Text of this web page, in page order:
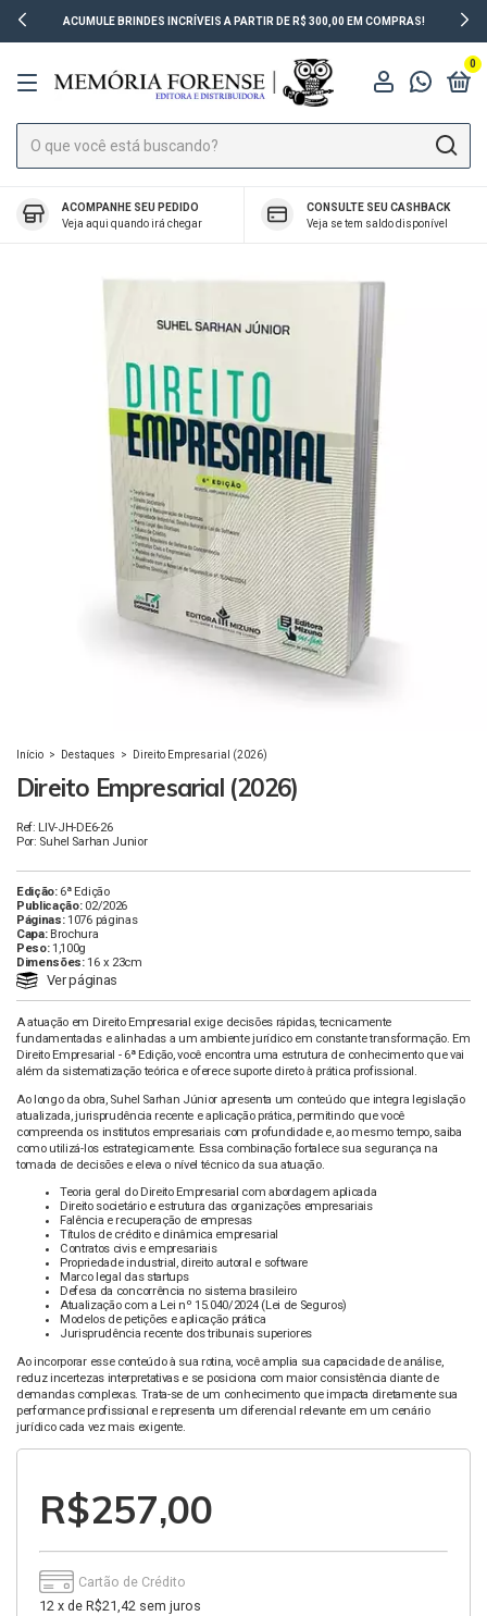
ACUMULE BRINDES INCRÍVEIS A PARTIR DE R$ 300,00 EM COMPRAS!
0
ACOMPANHE SEU PEDIDO
Veja aqui quando irá chegar
CONSULTE SEU CASHBACK
Veja se tem saldo disponível
Início > Destaques > Direito Empresarial (2026)
Direito Empresarial (2026)
Ref: LIV-JH-DE6-26
Por: Suhel Sarhan Junior
Edição: 6ª Edição
Publicação: 02/2026
Páginas:1076 páginas
Capa: Brochura
Peso:1,100g
Dimensões:16 x 23cm
Ver páginas
A atuação em Direito Empresarial exige decisões rápidas, tecnicamente
fundamentadas e alinhadas a um ambiente jurídico em constante transformação. Em
Direito Empresarial - 6ª Edição, você encontra uma estrutura de conhecimento que vai
além da sistematização teórica e oferece suporte direto à prática profissional.
Ao longo da obra, Suhel Sarhan Júnior apresenta um conteúdo que integra legislação
atualizada, jurisprudência recente e aplicação prática, permitindo que você
compreenda os institutos empresariais com profundidade e, ao mesmo tempo, saiba
como utilizá-los estrategicamente. Essa combinação fortalece sua segurança na
tomada de decisões e eleva o nível técnico da sua atuação.
Teoria geral do Direito Empresarial com abordagem aplicada
Direito societário e estrutura das organizações empresariais
Falência e recuperação de empresas
Títulos de crédito e dinâmica empresarial
Contratos civis e empresariais
Propriedade industrial, direito autoral e software
Marco legal das startups
Defesa da concorrência no sistema brasileiro
Atualização com a Lei nº 15.040/2024 (Lei de Seguros)
Modelos de petições e aplicação prática
Jurisprudência recente dos tribunais superiores
Ao incorporar esse conteúdo à sua rotina, você amplia sua capacidade de análise,
reduz incertezas interpretativas e se posiciona com maior consistência diante de
demandas complexas. Trata-se de um conhecimento que impacta diretamente sua
performance profissional e representa um diferencial relevante em um cenário
jurídico cada vez mais exigente.
R$257,00
Cartão de Crédito
12 x de R$21,42 sem juros